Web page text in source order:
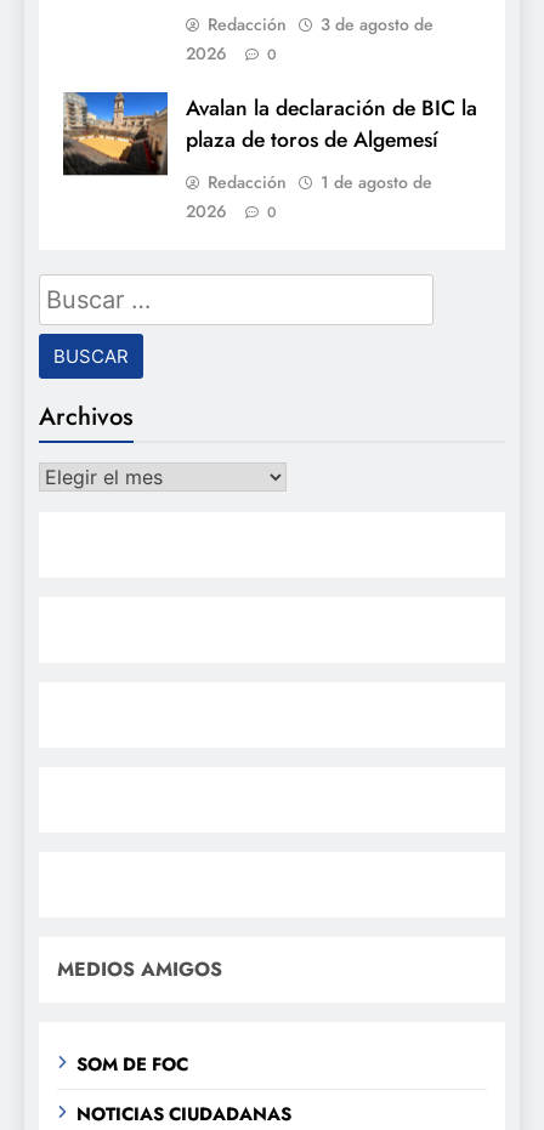
Redacción
3 de agosto de
2026
0
Avalan la declaración de BIC la
plaza de toros de Algemesí
Redacción
1 de agosto de
2026
0
Buscar:
Archivos
Archivos
MEDIOS AMIGOS
SOM DE FOC
NOTICIAS CIUDADANAS